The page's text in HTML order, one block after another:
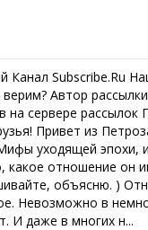
Канал Subscribe.Ru
Автор
на сервере рассылок
Привет из
уходящей эпохи,
какое отношение он
объясню. )
Невозможно в
И даже в многих н...